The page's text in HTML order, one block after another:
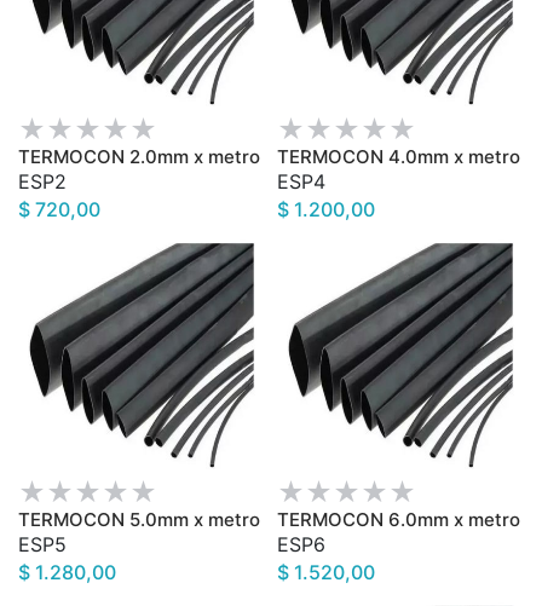
TERMOCON 2.0mm x metro
ESP2
$ 720,00
TERMOCON 4.0mm x metro
ESP4
$ 1.200,00
TERMOCON 5.0mm x metro
ESP5
$ 1.280,00
TERMOCON 6.0mm x metro
ESP6
$ 1.520,00